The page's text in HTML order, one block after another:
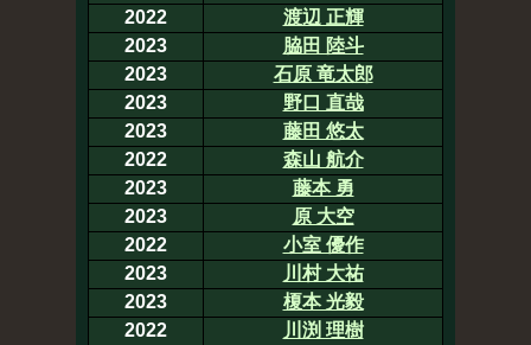
2022
渡辺 正輝
2023
脇田 陸斗
2023
石原 竜太郎
2023
野口 直哉
2023
藤田 悠太
2022
森山 航介
2023
藤本 勇
2023
原 大空
2022
小室 優作
2023
川村 大祐
2023
榎本 光毅
2022
川渕 理樹